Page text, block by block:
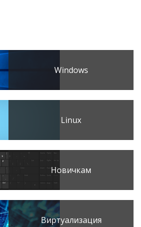
Windows
Linux
Новичкам
Виртуализация